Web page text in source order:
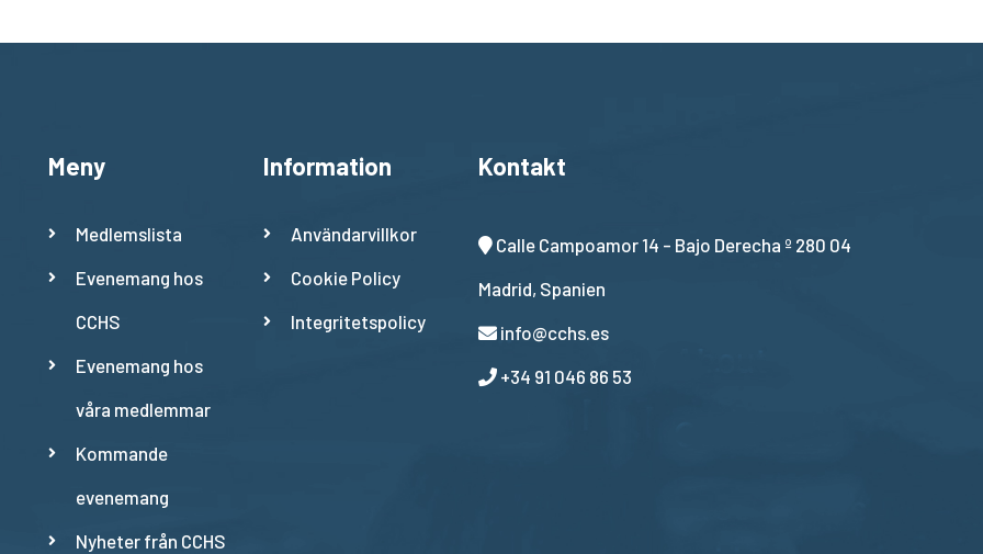
Meny
Medlemslista
Evenemang hos
CCHS
Evenemang hos
våra medlemmar
Kommande
evenemang
Nyheter från CCHS
Information
Användarvillkor
Cookie Policy
Integritetspolicy
Kontakt
Calle Campoamor 14 - Bajo Derecha º 280 04
Madrid, Spanien
info@cchs.es
+34 91 046 86 53